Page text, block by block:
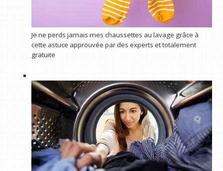
Je ne perds jamais mes chaussettes au lavage grâce à
cette astuce approuvée par des experts et totalement
gratuite